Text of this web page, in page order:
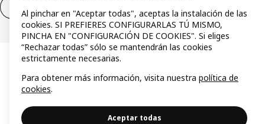
Al pinchar en "Aceptar todas", aceptas la instalación de las
cookies. SI PREFIERES CONFIGURARLAS TÚ MISMO,
PINCHA EN "CONFIGURACIÓN DE COOKIES". Si eliges
“Rechazar todas” sólo se mantendrán las cookies
estrictamente necesarias.
Para obtener más información, visita nuestra política de
cookies.
Aceptar todas